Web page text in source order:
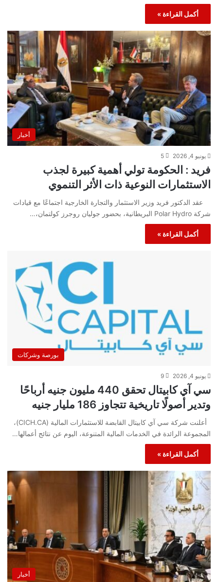
أكمل القراءة »
أخبار
يونيو 4, 2026 5
فريد : الحكومة تولي أهمية كبيرة لجذب
الاستثمارات النوعية ذات الأثر التنموي
عقد الدكتور فريد وزير الاستثمار والتجارة الخارجية اجتماعًا مع قيادات
شركة Polar Hydro البريطانية، بحضور جوليان روجرز كولتمان،…
أكمل القراءة »
بورصة وشركات
يونيو 4, 2026 9
سي آي كابيتال تحقق 440 مليون جنيه أرباحًا
وتدير أصولًا تاريخية تتجاوز 186 مليار جنيه
أعلنت شركة سي آي كابيتال القابضة للاستثمارات المالية (CICH.CA)،
المجموعة الرائدة في الخدمات المالية المتنوعة، اليوم عن نتائج أعمالها…
أكمل القراءة »
أخبار